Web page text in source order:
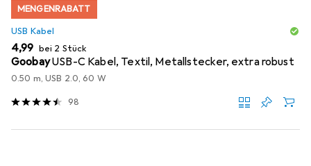
MENGENRABATT
USB Kabel
EUR
4,99 bei 2 Stück
GoobayUSB-C Kabel, Textil, Metallstecker, extra robust
0.50 m, USB 2.0, 60 W
98